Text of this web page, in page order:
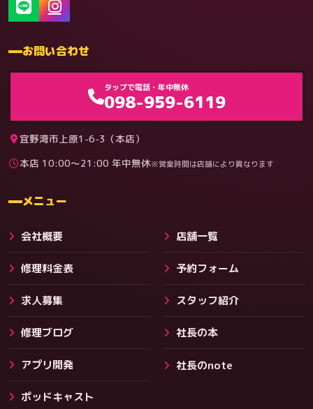
その他サービス
料金
お問い合わせ
タップで電話・年中無休
098-959-6119
宜野湾市上原1-6-3（本店）
本店 10:00〜21:00 年中無休※営業時間は店舗により異なります
メニュー
会社概要 店舗一覧
修理料金表 予約フォーム
求人募集 スタッフ紹介
修理ブログ 社長の本
アプリ開発 社長のnote
ポッドキャスト